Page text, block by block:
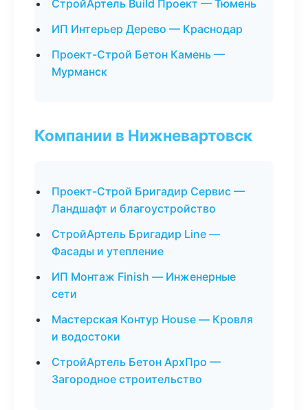
СтройАртель Build Проект — Тюмень
ИП Интерьер Дерево — Краснодар
Проект-Строй Бетон Камень —
Мурманск
Компании в Нижневартовск
Проект-Строй Бригадир Сервис —
Ландшафт и благоустройство
СтройАртель Бригадир Line —
Фасады и утепление
ИП Монтаж Finish — Инженерные
сети
Мастерская Контур House — Кровля
и водостоки
СтройАртель Бетон АрхПро —
Загородное строительство